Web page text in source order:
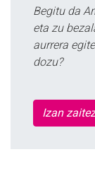
Begitu da
eta zu
aurrera
dozu?
Izan